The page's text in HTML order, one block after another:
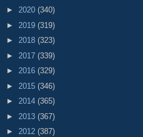
► 2020 (340)
► 2019 (319)
► 2018 (323)
► 2017 (339)
► 2016 (329)
► 2015 (346)
► 2014 (365)
► 2013 (367)
► 2012 (387)